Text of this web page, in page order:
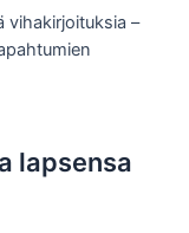
vihakirjoituksia –
lapsensa